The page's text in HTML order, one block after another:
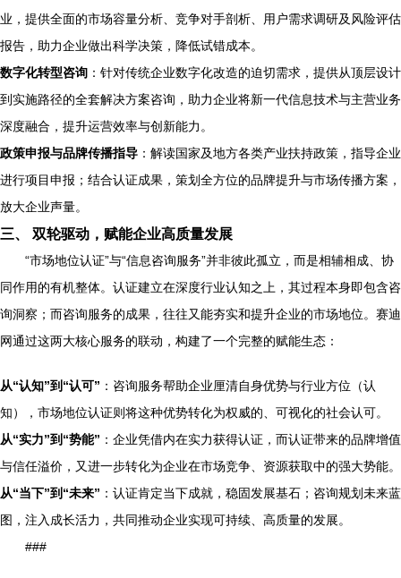
业，提供全面的市场容量分析、竞争对手剖析、用户需求调研及风险评估
报告，助力企业做出科学决策，降低试错成本。
数字化转型咨询 ：针对传统企业数字化改造的迫切需求，提供从顶层设计
到实施路径的全套解决方案咨询，助力企业将新一代信息技术与主营业务
深度融合，提升运营效率与创新能力。
政策申报与品牌传播指导 ：解读国家及地方各类产业扶持政策，指导企业
进行项目申报；结合认证成果，策划全方位的品牌提升与市场传播方案，
放大企业声量。
三、 双轮驱动，赋能企业高质量发展
“市场地位认证”与“信息咨询服务”并非彼此孤立，而是相辅相成、协
同作用的有机整体。认证建立在深度行业认知之上，其过程本身即包含咨
询洞察；而咨询服务的成果，往往又能夯实和提升企业的市场地位。赛迪
网通过这两大核心服务的联动，构建了一个完整的赋能生态：
从“认知”到“认可” ：咨询服务帮助企业厘清自身优势与行业方位（认
知），市场地位认证则将这种优势转化为权威的、可视化的社会认可。
从“实力”到“势能” ：企业凭借内在实力获得认证，而认证带来的品牌增值
与信任溢价，又进一步转化为企业在市场竞争、资源获取中的强大势能。
从“当下”到“未来” ：认证肯定当下成就，稳固发展基石；咨询规划未来蓝
图，注入成长活力，共同推动企业实现可持续、高质量的发展。
###